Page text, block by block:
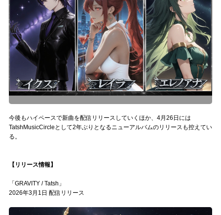
今後もハイペースで新曲を配信リリースしていくほか、4月26日には
TatshMusicCircleとして2年ぶりとなるニューアルバムのリリースも控えてい
る。
【リリース情報】
「GRAVITY / Tatsh」
2026年3月1日 配信リリース